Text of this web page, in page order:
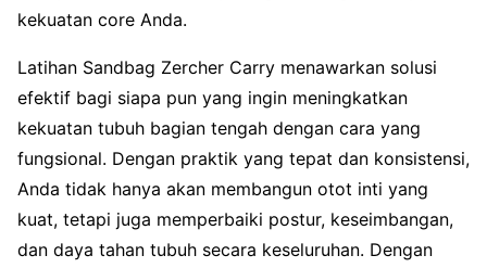
kekuatan core Anda.
Latihan Sandbag Zercher Carry menawarkan solusi
efektif bagi siapa pun yang ingin meningkatkan
kekuatan tubuh bagian tengah dengan cara yang
fungsional. Dengan praktik yang tepat dan konsistensi,
Anda tidak hanya akan membangun otot inti yang
kuat, tetapi juga memperbaiki postur, keseimbangan,
dan daya tahan tubuh secara keseluruhan. Dengan